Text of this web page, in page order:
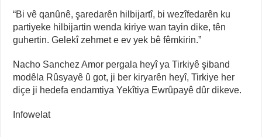
“Bi vê qanûnê, şaredarên hilbijartî, bi wezîfedarên ku
partiyeke hilbijartin wenda kiriye wan tayin dike, tên
guhertin. Gelekî zehmet e ev yek bê fêmkirin.”
Nacho Sanchez Amor pergala heyî ya Tirkiyê şiband
modêla Rûsyayê û got, ji ber kiryarên heyî, Tirkiye her
diçe ji hedefa endamtiya Yekîtiya Ewrûpayê dûr dikeve.
Infowelat